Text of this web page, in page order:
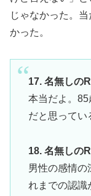
じゃなかった。
かった。
17. 名無しの
本当だよ。85
だと思ってい
18. 名無しの
男性の感情の
れまでの認識